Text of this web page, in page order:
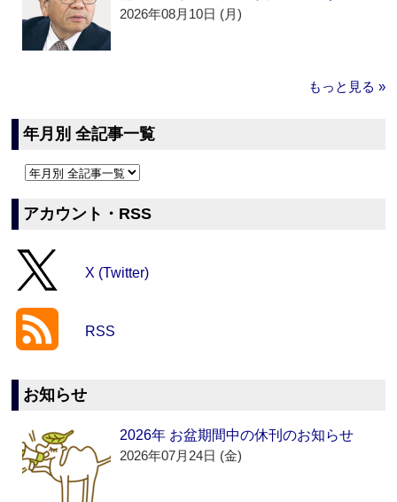
2026年08月10日 (月)
もっと見る »
年月別 全記事一覧
アカウント・RSS
X (Twitter)
RSS
お知らせ
2026年 お盆期間中の休刊のお知らせ
2026年07月24日 (金)